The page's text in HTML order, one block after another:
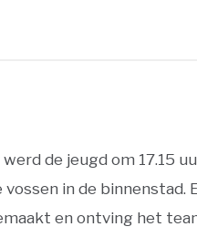
de jeugd om 17.15
in de binnenstad.
en ontving het